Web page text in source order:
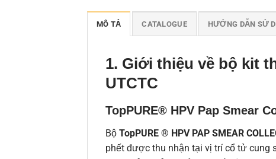
MÔ TẢ CATALOGUE HƯỚNG DẪN SỬ
1. Giới thiệu về bộ kit
UTCTC
TopPURE® HPV Pap Smear
Bộ TopPURE ® HPV PAP SMEAR
phết được thu nhận tại vị trí cổ tử cung